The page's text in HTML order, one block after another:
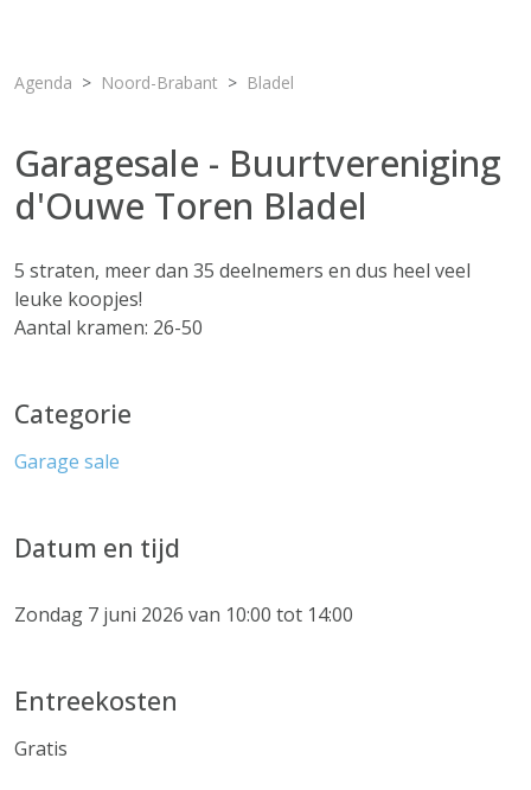
Agenda Noord-Brabant Bladel
Garagesale - Buurtvereniging
d'Ouwe Toren Bladel
5 straten, meer dan 35 deelnemers en dus heel veel
leuke koopjes!
Aantal kramen: 26-50
Categorie
Garage sale
Datum en tijd
Zondag 7 juni 2026 van 10:00 tot 14:00
Entreekosten
Gratis